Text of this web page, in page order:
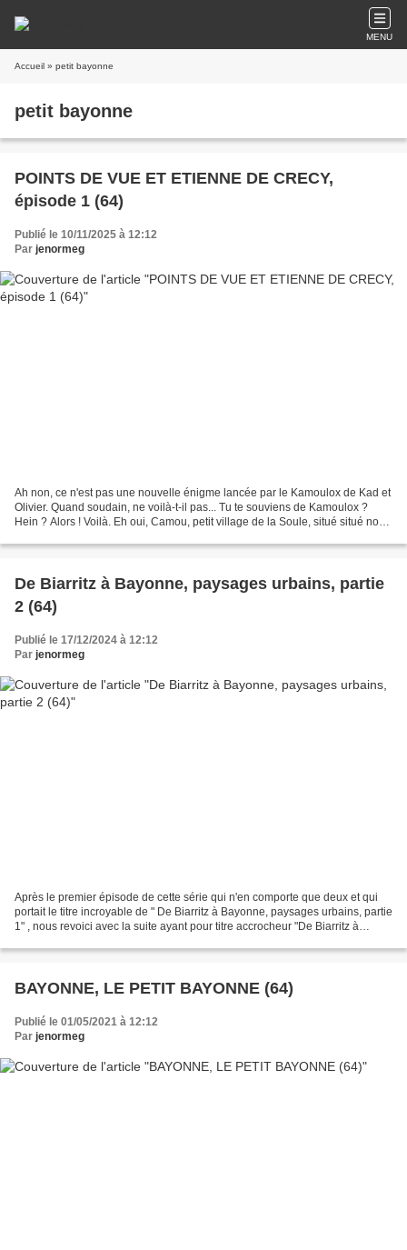
MENU
Accueil » petit bayonne
petit bayonne
POINTS DE VUE ET ETIENNE DE CRECY,
épisode 1 (64)
Publié le 10/11/2025 à 12:12
Par jenormeg
Ah non, ce n'est pas une nouvelle énigme lancée par le Kamoulox de Kad et
Olivier. Quand soudain, ne voilà-t-il pas... Tu te souviens de Kamoulox ?
Hein ? Alors ! Voilà. Eh oui, Camou, petit village de la Soule, situé situé non
De Biarritz à Bayonne, paysages urbains, partie
2 (64)
Publié le 17/12/2024 à 12:12
Par jenormeg
Après le premier épisode de cette série qui n'en comporte que deux et qui
portait le titre incroyable de " De Biarritz à Bayonne, paysages urbains, partie
1" , nous revoici avec la suite ayant pour titre accrocheur "De Biarritz à
BAYONNE, LE PETIT BAYONNE (64)
Publié le 01/05/2021 à 12:12
Par jenormeg